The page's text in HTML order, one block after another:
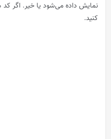
نمایش داده می‌شود یا خیر. اگر کد
کنید.